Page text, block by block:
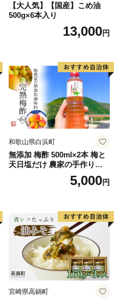
【大人気】【国産】こめ油
500g×6本入り
13,000円
和歌山県白浜町
無添加 梅酢 500ml×2本 梅と
天日塩だけ 農家の手作り完
5,000円
宮崎県高鍋町